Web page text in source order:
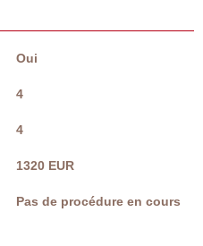
Oui
4
4
1320 EUR
Pas de procédure en cours